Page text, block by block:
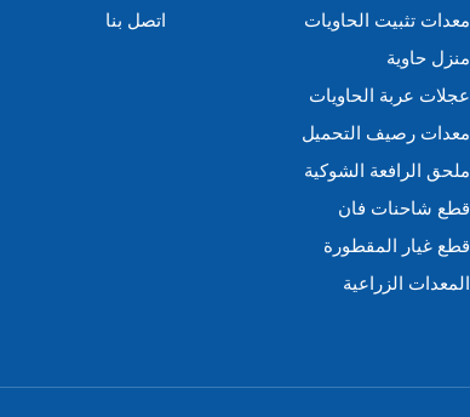
معدات تثبيت الحاويات
منزل حاوية
عجلات عربة الحاويات
معدات رصيف التحميل
ملحق الرافعة الشوكية
قطع شاحنات فان
قطع غيار المقطورة
المعدات الزراعية
اتصل بنا